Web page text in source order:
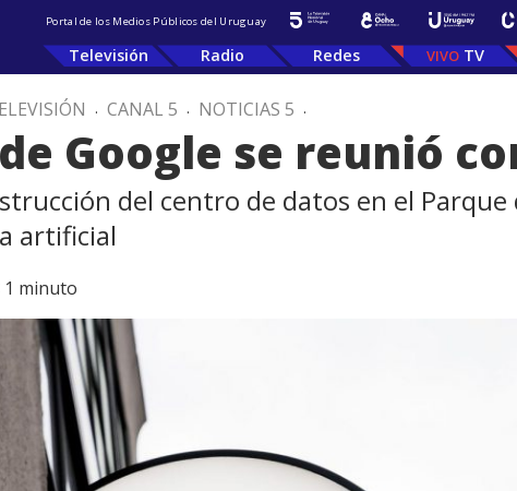
Portal de los Medios Públicos del Uruguay
Televisión Radio Redes TV
. CANAL 5 . NOTICIAS 5 .
Google se reunió
del centro de datos en el Parque
artificial
minuto